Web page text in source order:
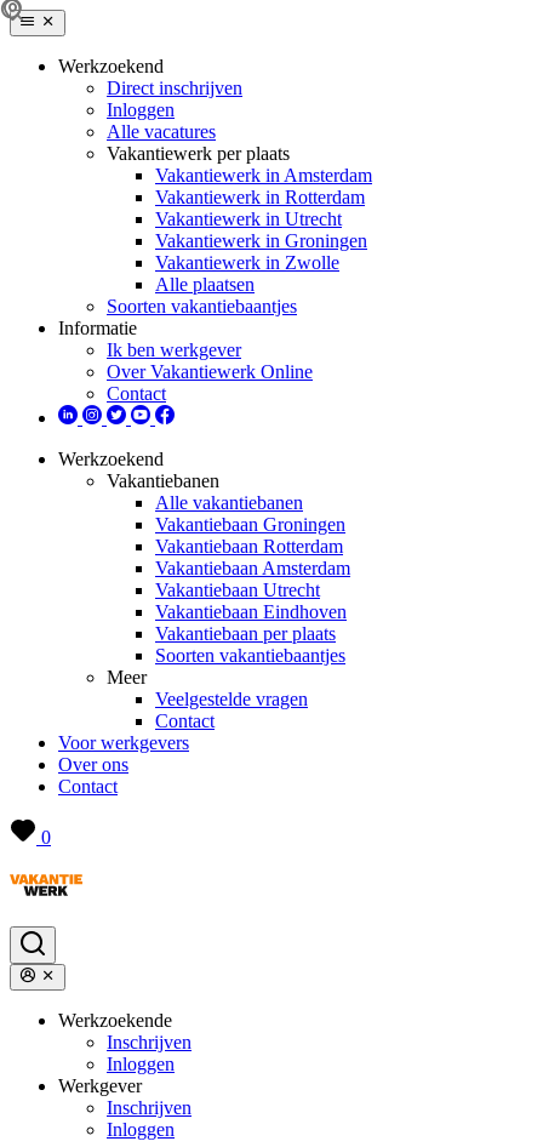
Werkzoekend
Direct inschrijven
Inloggen
Alle vacatures
Vakantiewerk per plaats
Vakantiewerk in Amsterdam
Vakantiewerk in Rotterdam
Vakantiewerk in Utrecht
Vakantiewerk in Groningen
Vakantiewerk in Zwolle
Alle plaatsen
Soorten vakantiebaantjes
Informatie
Ik ben werkgever
Over Vakantiewerk Online
Contact
Werkzoekend
Vakantiebanen
Alle vakantiebanen
Vakantiebaan Groningen
Vakantiebaan Rotterdam
Vakantiebaan Amsterdam
Vakantiebaan Utrecht
Vakantiebaan Eindhoven
Vakantiebaan per plaats
Soorten vakantiebaantjes
Meer
Veelgestelde vragen
Contact
Voor werkgevers
Over ons
Contact
0
Werkzoekende
Inschrijven
Inloggen
Werkgever
Inschrijven
Inloggen